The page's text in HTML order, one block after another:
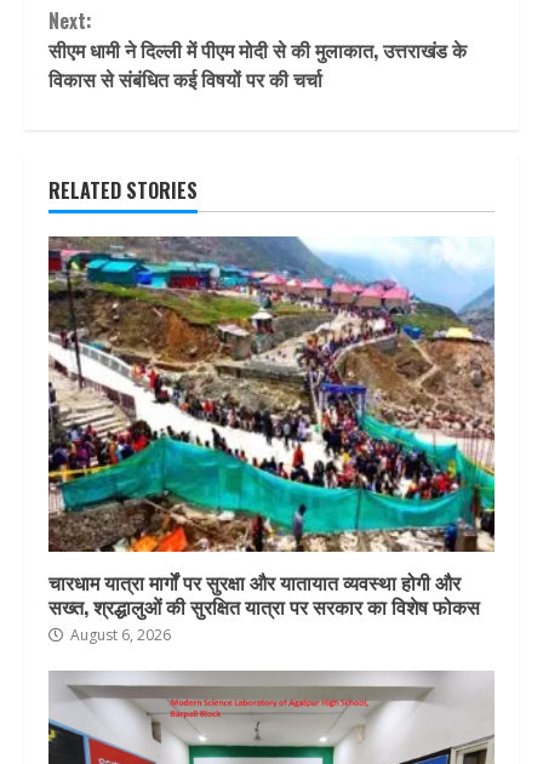
Next:
सीएम धामी ने द‍िल्‍ली में पीएम मोदी से की मुलाकात, उत्तराखंड के
विकास से संबंधित कई विषयों पर की चर्चा
RELATED STORIES
चारधाम यात्रा मार्गों पर सुरक्षा और यातायात व्यवस्था होगी और
सख्त, श्रद्धालुओं की सुरक्षित यात्रा पर सरकार का विशेष फोकस
August 6, 2026